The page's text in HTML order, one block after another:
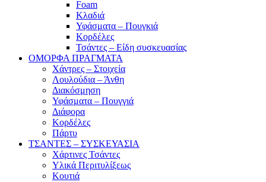
Foam
Κλαδιά
Υφάσματα – Πουγκιά
Κορδέλες
Τσάντες – Είδη συσκευασίας
ΟΜΟΡΦΑ ΠΡΑΓΜΑΤΑ
Χάντρες – Στοιχεία
Λουλούδια – Άνθη
Διακόσμηση
Υφάσματα – Πουγγιά
Διάφορα
Κορδέλες
Πάρτυ
ΤΣΑΝΤΕΣ – ΣΥΣΚΕΥΑΣΙΑ
Χάρτινες Τσάντες
Υλικά Περιτυλίξεως
Κουτιά